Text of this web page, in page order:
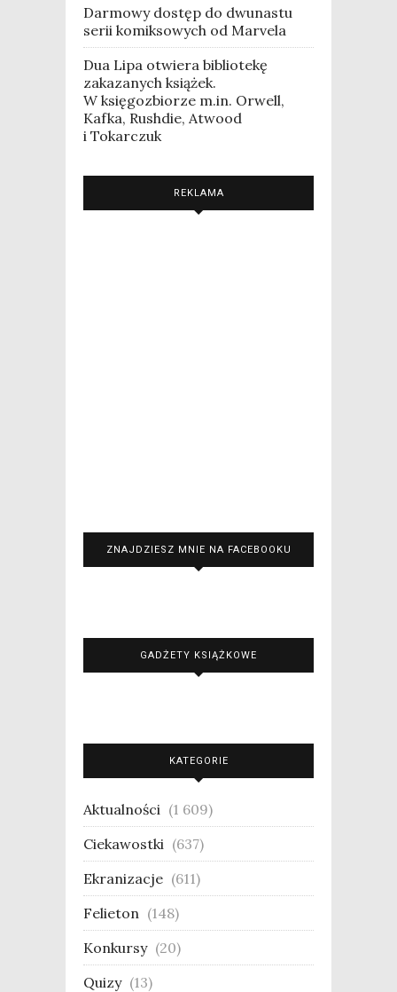
Darmowy dostęp do dwunastu
serii komiksowych od Marvela
Dua Lipa otwiera bibliotekę
zakazanych książek.
W księgozbiorze m.in. Orwell,
Kafka, Rushdie, Atwood
i Tokarczuk
REKLAMA
ZNAJDZIESZ MNIE NA FACEBOOKU
GADŻETY KSIĄŻKOWE
KATEGORIE
Aktualności (1 609)
Ciekawostki (637)
Ekranizacje (611)
Felieton (148)
Konkursy (20)
Quizy (13)